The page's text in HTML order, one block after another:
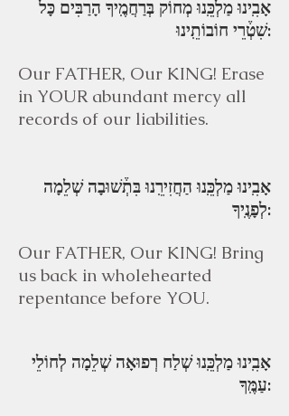
אָבִֽינוּ מַלְכֵּֽנוּ מְחוֹק בְּרַחֲמֶֽיךָ הָרַבִּים כָּל
שִׁטְ֒רֵי חוֹבוֹתֵֽינוּ:
Our FATHER, Our KING! Erase
in YOUR abundant mercy all
records of our liabilities.
אָבִֽינוּ מַלְכֵּֽנוּ הַחֲזִירֵֽנוּ בִּתְ֒שׁוּבָה שְׁלֵמָה
לְפָנֶֽיךָ:
Our FATHER, Our KING! Bring
us back in wholehearted
repentance before YOU.
אָבִֽינוּ מַלְכֵּֽנוּ שְׁלַח רְפוּאָה שְׁלֵמָה לְחוֹלֵי
עַמֶּֽךָ: